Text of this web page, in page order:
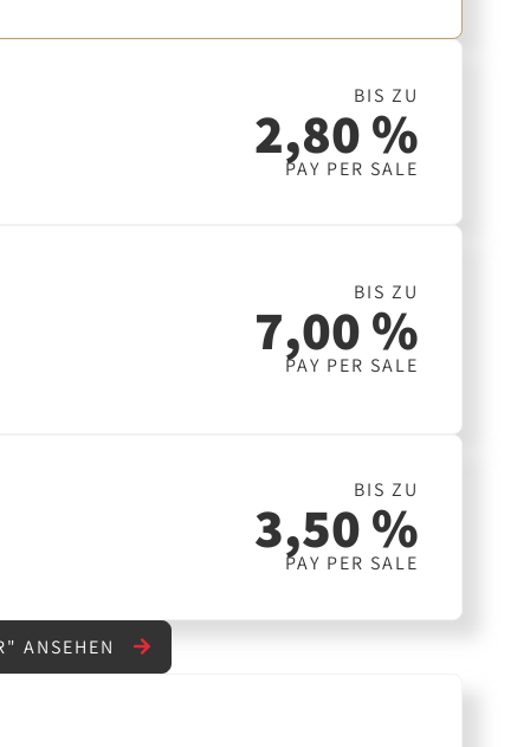
BIS ZU
2,80 %
PAY PER SALE
BIS ZU
7,00 %
PAY PER SALE
BIS ZU
3,50 %
PAY PER SALE
ANSEHEN